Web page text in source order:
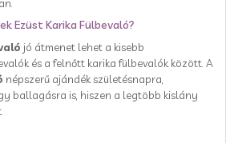
Ezüst Karika Fülbevaló?
jó átmenet lehet a kisebb
és a felnőtt karika fülbevalók között. A
népszerű ajándék születésnapra,
ballagásra is, hiszen a legtöbb kislány